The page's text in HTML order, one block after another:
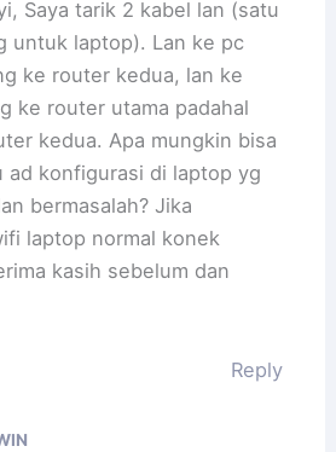
Saya tarik 2 kabel lan (satu
untuk laptop). Lan ke pc
ke router kedua, lan ke
ke router utama padahal
kedua. Apa mungkin bisa
ad konfigurasi di laptop yg
bermasalah? Jika
laptop normal konek
kasih sebelum dan
Reply